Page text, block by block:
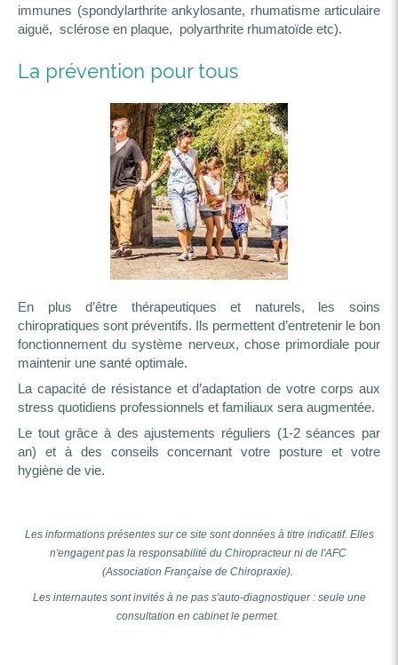
immunes (spondylarthrite ankylosante, rhumatisme articulaire
aiguë, sclérose en plaque, polyarthrite rhumatoïde etc).
La prévention pour tous
En plus d’être thérapeutiques et naturels, les soins
chiropratiques sont préventifs. Ils permettent d’entretenir le bon
fonctionnement du système nerveux, chose primordiale pour
maintenir une santé optimale.
La capacité de résistance et d’adaptation de votre corps aux
stress quotidiens professionnels et familiaux sera augmentée.
Le tout grâce à des ajustements réguliers (1-2 séances par
an) et à des conseils concernant votre posture et votre
hygiène de vie.
Les informations présentes sur ce site sont données à titre indicatif. Elles
n'engagent pas la responsabilité du Chiropracteur ni de l'AFC
(Association Française de Chiropraxie).
Les internautes sont invités à ne pas s'auto-diagnostiquer : seule une
consultation en cabinet le permet.